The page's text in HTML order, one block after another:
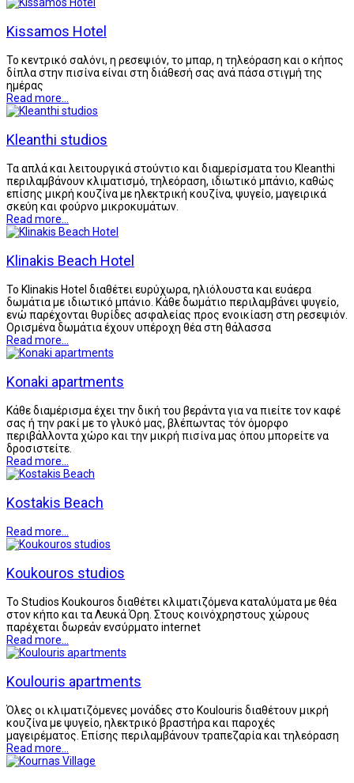
Kissamos Hotel
Το κεντρικό σαλόνι, η ρεσεψιόν, το μπαρ, η τηλεόραση και ο κήπος
δίπλα στην πισίνα είναι στη διάθεσή σας ανά πάσα στιγμή της
ημέρας
Read more...
Kleanthi studios
Τα απλά και λειτουργικά στούντιο και διαμερίσματα του Kleanthi
περιλαμβάνουν κλιματισμό, τηλεόραση, ιδιωτικό μπάνιο, καθώς
επίσης μικρή κουζίνα με ηλεκτρική κουζίνα, ψυγείο, μαγειρικά
σκεύη και φούρνο μικροκυμάτων.
Read more...
Klinakis Beach Hotel
To Klinakis Hotel διαθέτει ευρύχωρα, ηλιόλουστα και ευάερα
δωμάτια με ιδιωτικό μπάνιο. Κάθε δωμάτιο περιλαμβάνει ψυγείο,
ενώ παρέχονται θυρίδες ασφαλείας προς ενοικίαση στη ρεσεψιόν.
Ορισμένα δωμάτια έχουν υπέροχη θέα στη θάλασσα
Read more...
Konaki apartments
Κάθε διαμέρισμα έχει την δική του βεράντα για να πιείτε τον καφέ
σας ή την ρακί με το γλυκό μας, βλέπωντας τόν όμορφο
περιβάλλοντα χώρο και την μικρή πισίνα μας όπου μπορείτε να
δροσιστείτε.
Read more...
Kostakis Beach
Read more...
Koukouros studios
Το Studios Koukouros διαθέτει κλιματιζόμενα καταλύματα με θέα
στον κήπο και τα Λευκά Όρη. Στους κοινόχρηστους χώρους
παρέχεται δωρεάν ενσύρματο internet
Read more...
Koulouris apartments
Όλες οι κλιματιζόμενες μονάδες στο Koulouris διαθέτουν μικρή
κουζίνα με ψυγείο, ηλεκτρικό βραστήρα και παροχές
μαγειρέματος. Επίσης περιλαμβάνουν τραπεζαρία και τηλεόραση
Read more...